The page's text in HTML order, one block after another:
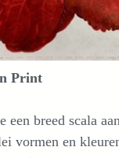
Print
een breed scala
vormen en